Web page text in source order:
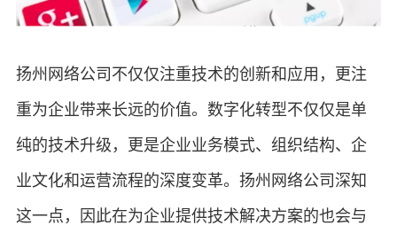
扬州网络公司不仅仅注重技术的创新和应用，更注
重为企业带来长远的价值。数字化转型不仅仅是单
纯的技术升级，更是企业业务模式、组织结构、企
业文化和运营流程的深度变革。扬州网络公司深知
这一点，因此在为企业提供技术解决方案的也会与